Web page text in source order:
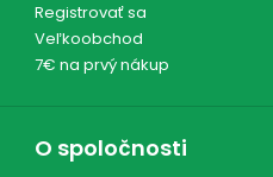
Registrovať sa
Veľkoobchod
7€ na prvý nákup
O spoločnosti